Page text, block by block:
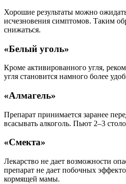
Хорошие результаты можно
исчезновения симптомов. Таким
снижаться.
«Белый уголь»
Кроме активированного угля,
угля становится намного более
«Алмагель»
Препарат принимается заранее
всасывать алкоголь. Пьют 2–3
«Смекта»
Лекарство не дает возможности
препарат не дает побочных
кормящей мамы.